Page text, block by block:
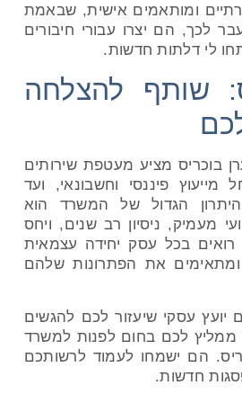
ומותאמים אישית, שבאמת
לכך, הם יצרו עבורי חיבורים
לי דלתות חדשות.
שותף להצלחה
בוכריס מציע מעטפת שירותים
פיננסי וחשבונאי, ועד
היתרון הגדול של המשרד הוא
מעמיק, ניסיון רב שנים, ויחס
בכל עסק יחידה עצמאית
ומתאימים את הפתרונות שלהם
עסקי שיעזור לכם להגשים
ממליץ לכם בחום לפנות למשרד
הם ישמחו לעמוד לרשותכם
חדשות.